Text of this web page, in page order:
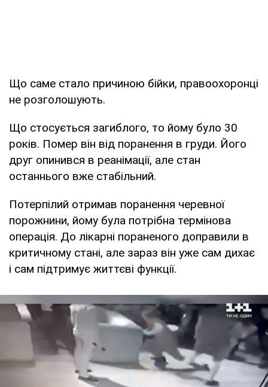
Що саме стало причиною бійки, правоохоронці
не розголошують.
Що стосується загиблого, то йому було 30
років. Помер він від поранення в груди. Його
друг опинився в реанімації, але стан
останнього вже стабільний.
Потерпілий отримав поранення черевної
порожнини, йому була потрібна термінова
операція. До лікарні пораненого доправили в
критичному стані, але зараз він уже сам дихає
і сам підтримує життєві функції.